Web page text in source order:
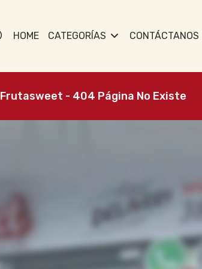
HOME CATEGORÍAS CONTÁCTANOS
Frutasweet - 404 Página No Existe